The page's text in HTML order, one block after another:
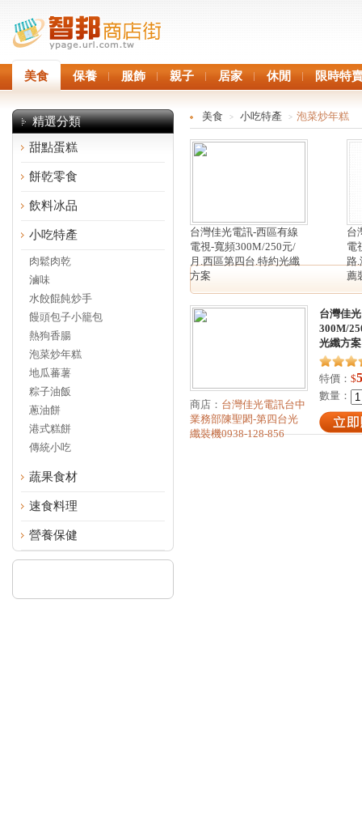
美食 保養 服飾 親子 居家 休閒 限時特
精選分類
甜點蛋糕
餅乾零食
飲料冰品
小吃特產
肉鬆肉乾
滷味
水餃餛飩炒手
饅頭包子小籠包
熱狗香腸
泡菜炒年糕
地瓜蕃薯
粽子油飯
蔥油餅
港式糕餅
傳統小吃
蔬果食材
速食料理
營養保健
美食 > 小吃特產 > 泡菜炒年糕
台灣佳光電訊-西區有線
電視-寬頻300M/250元/
月.西區第四台.特約光纖
方案
台
電
路
薦
商店： 台灣佳光電訊台中
業務部陳聖閎-第四台光
纖裝機0938-128-856
台灣佳
300M/
光纖方案
特價： $
數量：